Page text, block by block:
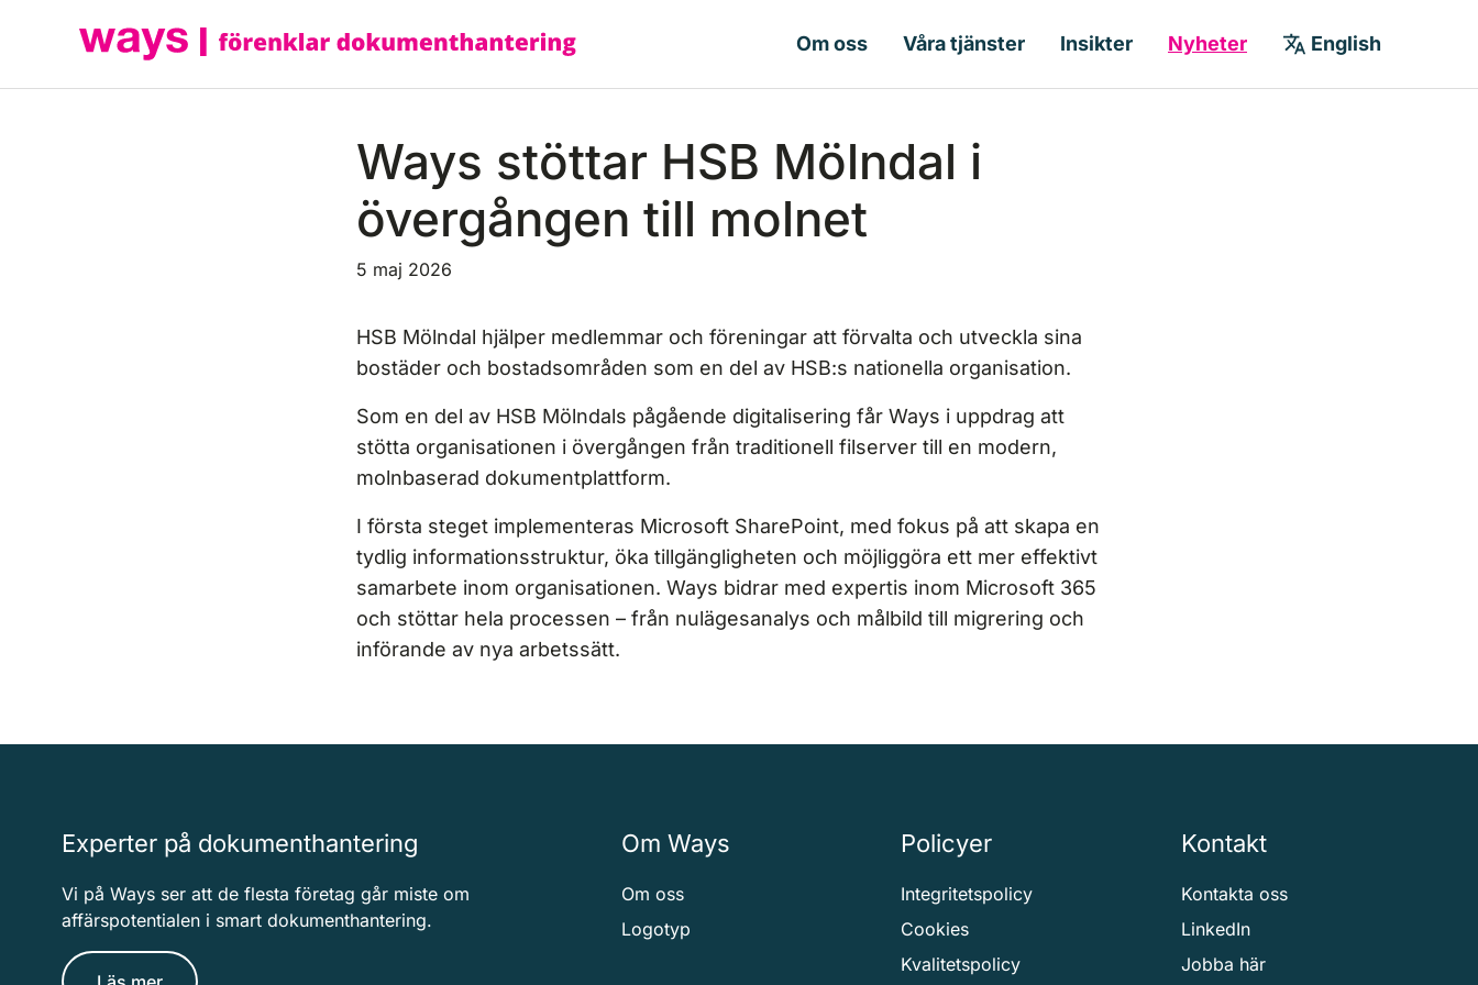
Om oss Våra tjänster Insikter Nyheter English
Ways stöttar HSB Mölndal i
övergången till molnet
5 maj 2026
HSB Mölndal hjälper medlemmar och föreningar att förvalta och utveckla sina
bostäder och bostadsområden som en del av HSB:s nationella organisation.
Som en del av HSB Mölndals pågående digitalisering får Ways i uppdrag att
stötta organisationen i övergången från traditionell filserver till en modern,
molnbaserad dokumentplattform.
I första steget implementeras Microsoft SharePoint, med fokus på att skapa en
tydlig informationsstruktur, öka tillgängligheten och möjliggöra ett mer effektivt
samarbete inom organisationen. Ways bidrar med expertis inom Microsoft 365
och stöttar hela processen – från nulägesanalys och målbild till migrering och
införande av nya arbetssätt.
Experter på dokumenthantering
Vi på Ways ser att de flesta företag går miste om
affärspotentialen i smart dokumenthantering.
Om Ways
Om oss
Logotyp
Policyer
Integritetspolicy
Cookies
Kvalitetspolicy
Kontakt
Kontakta oss
LinkedIn
Jobba här